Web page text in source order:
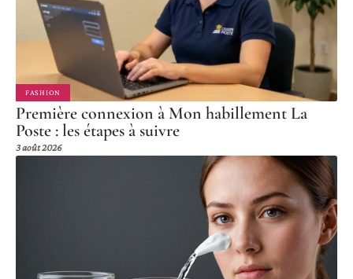
FASHION
Première connexion à Mon habillement La
Poste : les étapes à suivre
3 août 2026